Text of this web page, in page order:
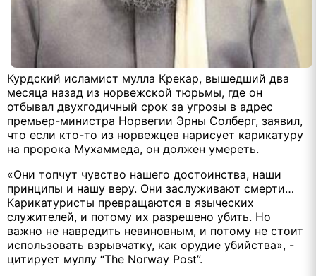
Курдский исламист мулла Крекар, вышедший два
месяца назад из норвежской тюрьмы, где он
отбывал двухгодичный срок за угрозы в адрес
премьер-министра Норвегии Эрны Солберг, заявил,
что если кто-то из норвежцев нарисует карикатуру
на пророка Мухаммеда, он должен умереть.
«Они топчут чувство нашего достоинства, наши
принципы и нашу веру. Они заслуживают смерти…
Карикатуристы превращаются в языческих
служителей, и потому их разрешено убить. Но
важно не навредить невиновным, и потому не стоит
использовать взрывчатку, как орудие убийства», -
цитирует муллу “The Norway Post”.